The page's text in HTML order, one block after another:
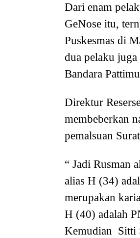
Dari enam
GeNose itu,
Puskesmas di
dua pelaku
Bandara
Direktur
membeberkan
pemalsuan
“ Jadi Rusman
alias H (34)
merupakan
H (40) adalah
Kemudian Sitti